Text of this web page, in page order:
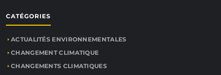
CATÉGORIES
ACTUALITÉS ENVIRONNEMENTALES
CHANGEMENT CLIMATIQUE
CHANGEMENTS CLIMATIQUES